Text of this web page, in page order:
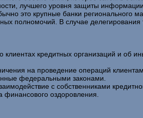
лучшего уровня защиты
это крупные банки регионального
полномочий. В случае
кредитных организаций и об
на проведение операций
федеральными законами.
с собственниками
финансового оздоровления.